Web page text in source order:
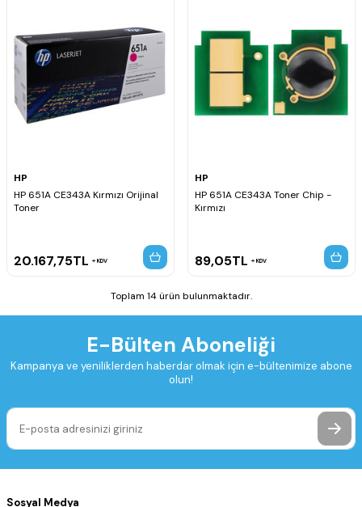
HP
HP 651A CE343A Kırmızı Orijinal
Toner
20.167,75TL KDV
HP
HP 651A CE343A Toner Chip -
Kırmızı
89,05TL KDV
Toplam 14 ürün bulunmaktadır.
E-Bülten Aboneliği
Kampanya ve yeniliklerden haberdar olmak için e-bültenimize abone
olun!
Sosyal Medya